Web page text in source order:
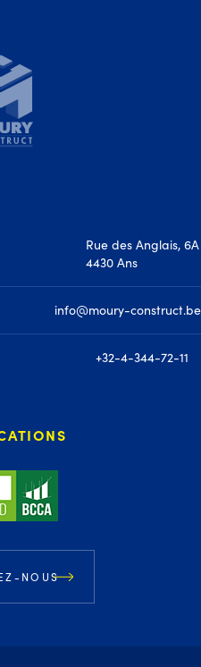
Rue des Anglais, 6A
4430 Ans
info@moury-construct.be
+32-4-344-72-11
NOUS